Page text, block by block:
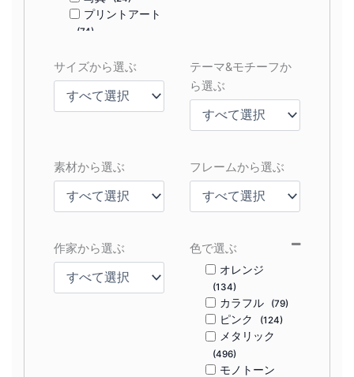
プリントアート
(74)
サイズから選ぶ
テーマ&モチーフか
ら選ぶ
素材から選ぶ フレームから選ぶ
作家から選ぶ 色で選ぶ
オレンジ
(134)
カラフル (79)
ピンク (124)
メタリック
(496)
モノトーン